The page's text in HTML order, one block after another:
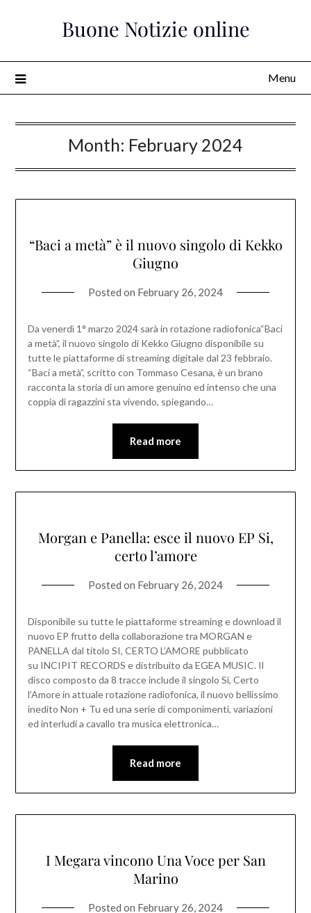
Buone Notizie online
Menu
Month: February 2024
“Baci a metà” è il nuovo singolo di Kekko
Giugno
Posted on February 26, 2024
Da venerdì 1° marzo 2024 sarà in rotazione radiofonica“Baci
a metà”, il nuovo singolo di Kekko Giugno disponibile su
tutte le piattaforme di streaming digitale dal 23 febbraio.
“Baci a metà”, scritto con Tommaso Cesana, è un brano
racconta la storia di un amore genuino ed intenso che una
coppia di ragazzini sta vivendo, spiegando…
Read more
Morgan e Panella: esce il nuovo EP Si,
certo l’amore
Posted on February 26, 2024
Disponibile su tutte le piattaforme streaming e download il
nuovo EP frutto della collaborazione tra MORGAN e
PANELLA dal titolo SI, CERTO L’AMORE pubblicato
su INCIPIT RECORDS e distribuito da EGEA MUSIC. Il
disco composto da 8 tracce include il singolo Si, Certo
l’Amore in attuale rotazione radiofonica, il nuovo bellissimo
inedito Non + Tu ed una serie di componimenti, variazioni
ed interludi a cavallo tra musica elettronica…
Read more
I Megara vincono Una Voce per San
Marino
Posted on February 26, 2024